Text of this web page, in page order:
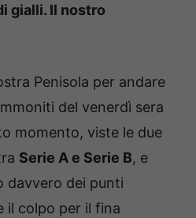
gialli. Il nostro
Penisola per andare
del venerdì sera
momento, viste le due
Serie A e Serie B, e
davvero dei punti
il colpo per il fina